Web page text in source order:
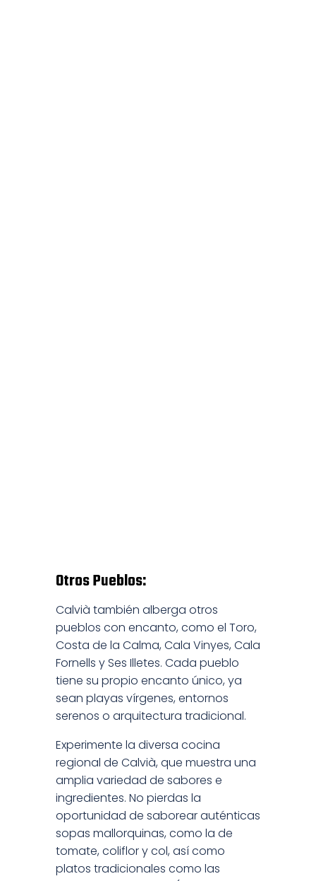
Otros Pueblos:
Calvià también alberga otros
pueblos con encanto, como el Toro,
Costa de la Calma, Cala Vinyes, Cala
Fornells y Ses Illetes. Cada pueblo
tiene su propio encanto único, ya
sean playas vírgenes, entornos
serenos o arquitectura tradicional.
Experimente la diversa cocina
regional de Calvià, que muestra una
amplia variedad de sabores e
ingredientes. No pierdas la
oportunidad de saborear auténticas
sopas mallorquinas, como la de
tomate, coliflor y col, así como
platos tradicionales como las